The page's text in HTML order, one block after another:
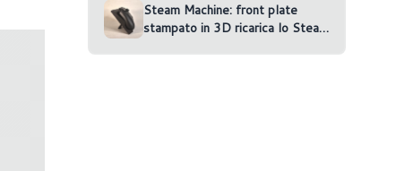
Steam Machine: front plate
stampato in 3D ricarica lo Steam